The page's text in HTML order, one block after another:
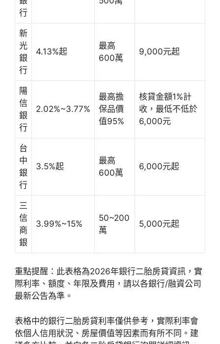
行
新
光
銀
行
4.13%起
最高
600萬
9,000元起
陽
信
銀
行
2.02%~3.77%
最高擔
保品價
值95%
核貸金額1%計
收，最低不低於
6,000元
台
中
銀
行
3.5%起
最高
600萬
6,000元起
三
信
商
銀
3.99%~15%
50~200
萬
5,000元起
重點提醒：此表格為2026年銀行二胎房貸資訊，實
際利率、額度、年限及費用，請以各銀行/融資公司
最新公告為準。
表格中的銀行二胎房貸利率僅供參考，實際利率會
依個人信用狀況、房屋價值等因素而有所不同。建